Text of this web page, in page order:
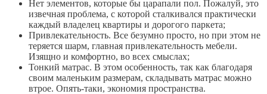
Нет элементов, которые бы царапали пол. Пожалуй, это
извечная проблема, с которой сталкивался практически
каждый владелец квартиры и дорогого паркета;
Привлекательность. Все безумно просто, но при этом не
теряется шарм, главная привлекательность мебели.
Изящно и комфортно, во всех смыслах;
Тонкий матрас. В этом особенность, так как благодаря
своим маленьким размерам, складывать матрас можно
втрое. Опять-таки, экономия пространства.